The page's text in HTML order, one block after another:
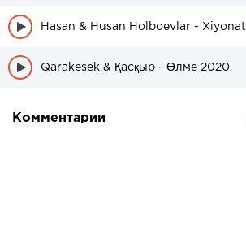
Hasan & Husan Holboevlar - Xiyonat
Qarakesek & Қасқыр - Өлме 2020
Комментарии